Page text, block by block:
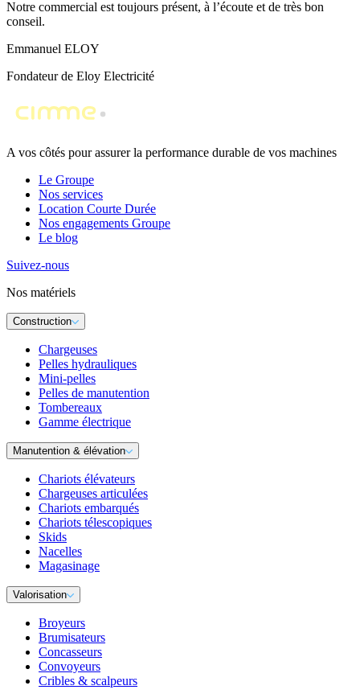
Notre commercial est toujours présent, à l’écoute et de très bon
conseil.
Emmanuel ELOY
Fondateur de Eloy Electricité
A vos côtés pour assurer la performance durable de vos machines
Le Groupe
Nos services
Location Courte Durée
Nos engagements Groupe
Le blog
Suivez-nous
Nos matériels
Construction
Chargeuses
Pelles hydrauliques
Mini-pelles
Pelles de manutention
Tombereaux
Gamme électrique
Manutention & élévation
Chariots élévateurs
Chargeuses articulées
Chariots embarqués
Chariots télescopiques
Skids
Nacelles
Magasinage
Valorisation
Broyeurs
Brumisateurs
Concasseurs
Convoyeurs
Cribles & scalpeurs